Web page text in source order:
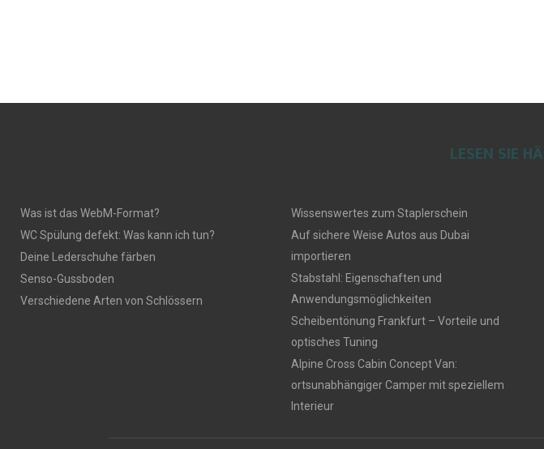
LESEN SIE
Was ist das WebM-Format?
WC Spülung defekt: Was kann ich tun?
Deine Lederschuhe färben
Senso-Gussboden
Verschiedene Arten von Schlössern
Wissenswertes zum Staplerschein
Auf sichere Weise Autos aus Dubai
importieren
Stabstahl: Eigenschaften und
Anwendungsmöglichkeiten
Scheibentönung Frankfurt – Vorteile und
optisches Tuning
Alpine Cross Cabin Concept Van:
ortsunabhängiger Camper mit speziellem
Interieur